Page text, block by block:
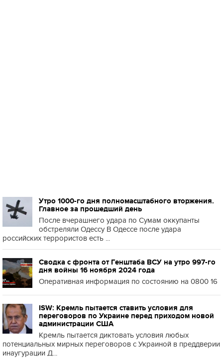
Утро 1000-го дня полномасштабного вторжения.
Главное за прошедший день
После вчерашнего удара по Сумам оккупанты
обстреляли Одессу В Одессе после удара
российских террористов есть ...
Сводка с фронта от Генштаба ВСУ на утро 997-го
дня войны 16 ноября 2024 года
Оперативная информация по состоянию на 0800 16
ISW: Кремль пытается ставить условия для
переговоров по Украине перед приходом новой
администрации США
Кремль пытается диктовать условия любых
потенциальных мирных переговоров с Украиной в преддверии
инаугурации Д...